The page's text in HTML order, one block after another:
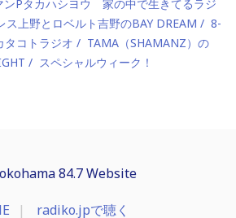
ンPタカハシヨウ 家の中で生きてるラジ
上野とロベルト吉野のBAY DREAM
8-
コトラジオ
TAMA（SHAMANZ）の
スペシャルウィーク！
84.7 Website
radiko.jpで聴く